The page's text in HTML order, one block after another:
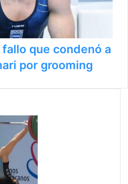
que condenó a
por grooming